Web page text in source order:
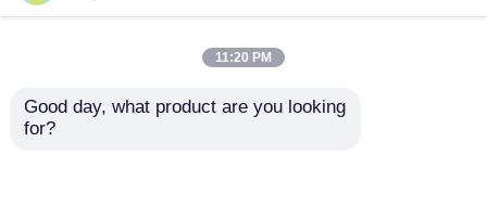
11:20 PM
Good day, what product are you looking
for?